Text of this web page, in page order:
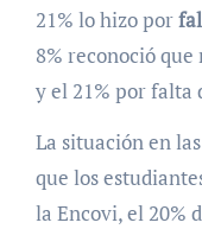
21% lo hizo por
8% reconoció
y el 21% por falta
La situación en
que los
la Encovi, el 20%